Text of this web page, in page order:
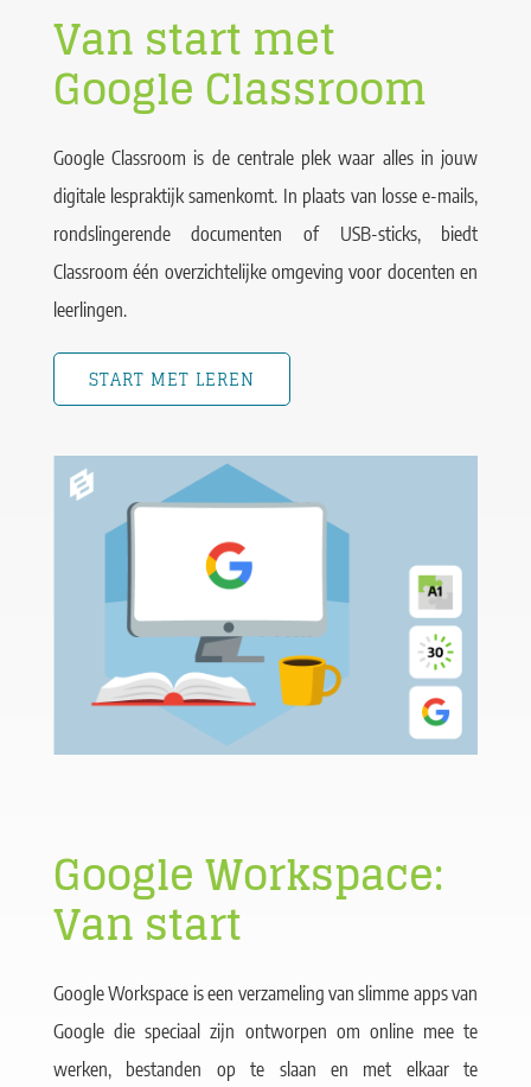
Van start met
Google Classroom
Google Classroom is de centrale plek waar alles in jouw
digitale lespraktijk samenkomt. In plaats van losse e-mails,
rondslingerende documenten of USB-sticks, biedt
Classroom één overzichtelijke omgeving voor docenten en
leerlingen.
START MET LEREN
Google Workspace:
Van start
Google Workspace is een verzameling van slimme apps van
Google die speciaal zijn ontworpen om online mee te
werken, bestanden op te slaan en met elkaar te